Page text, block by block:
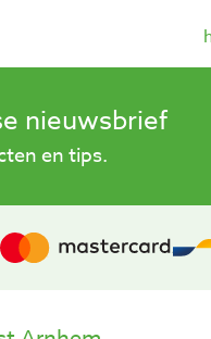
nieuwsbrief
en tips.